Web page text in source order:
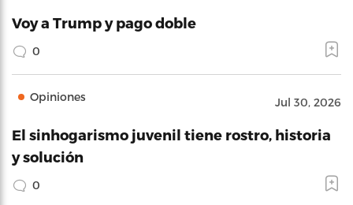
Voy a Trump y pago doble
0
Opiniones Jul 30, 2026
El sinhogarismo juvenil tiene rostro, historia
y solución
0